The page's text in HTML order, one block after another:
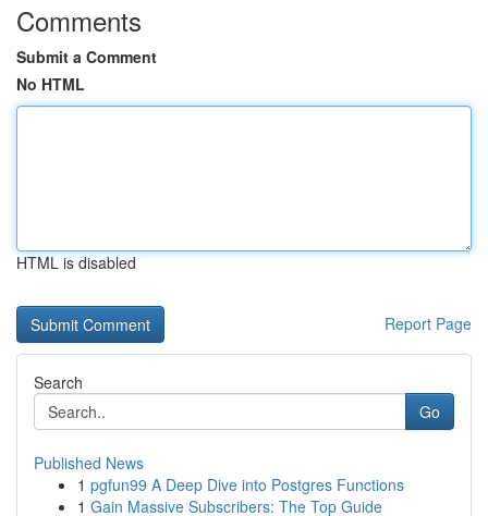
Comments
Submit a Comment
No HTML
HTML is disabled
Report Page
Search
Go
Published News
1 pgfun99 A Deep Dive into Postgres Functions
1 Gain Massive Subscribers: The Top Guide